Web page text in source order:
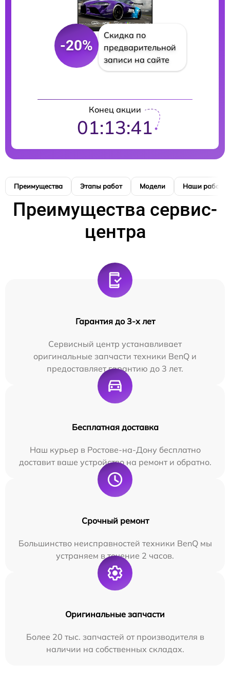
-20%
Скидка по
предварительной
записи на сайте
Конец акции
01:13:40
Преимущества Этапы работ Модели Наши работы
Преимущества сервис-
центра
Гарантия до 3-х лет
Сервисный центр устанавливает
оригинальные запчасти техники BenQ и
предоставляет гарантию до 3 лет.
Бесплатная доставка
Наш курьер в Ростове-на-Дону бесплатно
доставит ваше устройство на ремонт и обратно.
Срочный ремонт
Большинство неисправностей техники BenQ мы
устраняем в течение 2 часов.
Оригинальные запчасти
Более 20 тыс. запчастей от производителя в
наличии на собственных складах.